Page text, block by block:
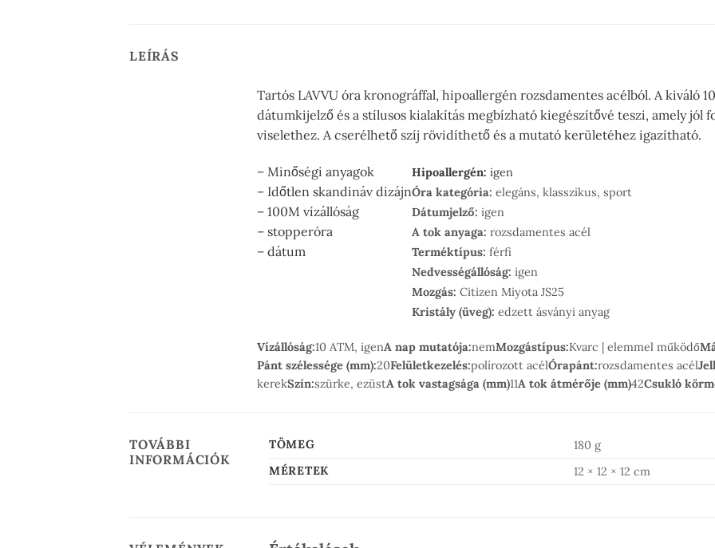
LEÍRÁS
Tartós LAVVU óra kronográffal, hipoallergén rozsdamentes acélból. A kiváló
dátumkijelző és a stílusos kialakítás megbízható kiegészítővé teszi, amely jól
viselethez. A cserélhető szíj rövidíthető és a mutató kerületéhez igazítható.
– Minőségi anyagok
– Időtlen skandináv dizájn
– 100M vízállóság
– stopperóra
– dátum
Hipoallergén: igen
Óra kategória: elegáns, klasszikus, sport
Dátumjelző: igen
A tok anyaga: rozsdamentes acél
Terméktípus: férfi
Nedvességállóság: igen
Mozgás: Citizen Miyota JS25
Kristály (üveg): edzett ásványi anyag
Vízállóság:10 ATM, igenA nap mutatója:nemMozgástípus:Kvarc | elemmel működő
Pánt szélessége (mm):20Felületkezelés:polírozott acélÓrapánt:rozsdamentes acél
kerekSzín:szürke, ezüstA tok vastagsága (mm)11A tok átmérője (mm)42Csukló
TOVÁBBI
INFORMÁCIÓK
TÖMEG
180 g
MÉRETEK
12 × 12 × 12 cm